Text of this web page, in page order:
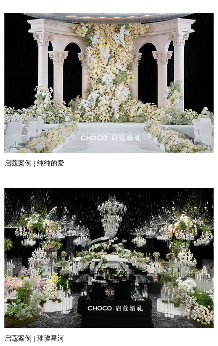
启蔻案例 | 纯纯的爱
启蔻案例 | 璀璨星河